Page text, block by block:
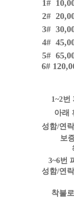
1#
2#
3#
4#
5#
6#
1~2번
아래
성함/연
보
3~6번
성함/연
착불